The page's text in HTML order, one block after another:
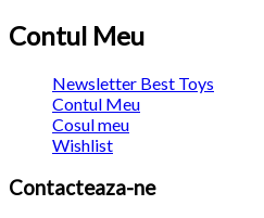
Contul Meu
Newsletter Best Toys
Contul Meu
Cosul meu
Wishlist
Contacteaza-ne